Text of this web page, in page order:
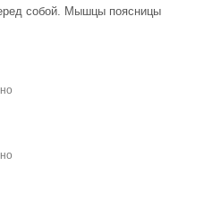
собой. Мышцы поясницы